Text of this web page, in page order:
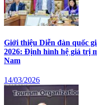
Giới thiệu Diễn đàn quốc
2026: Định hình hệ giá trị
Nam
14/03/2026